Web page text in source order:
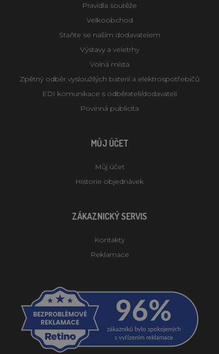
Pravidla soutěže
Velkoobchod
Staňte se naším dodavatelem
Výstavy a veletrhy
Volná místa
Zpětný odběr vysloužilých baterií a elektrospotřebičů
EDI komunikace s odběrateli/dodavateli
Povinná publicita
MŮJ ÚČET
Můj účet
Historie objednávek
ZÁKAZNICKÝ SERVIS
Kontakty
Reklamace